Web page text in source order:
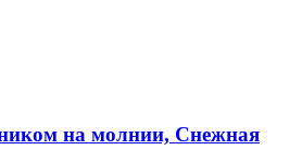
на молнии, Снежная